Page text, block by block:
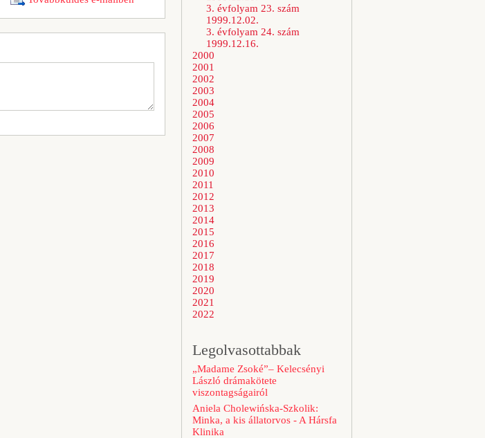
3. évfolyam 23. szám
1999.12.02.
3. évfolyam 24. szám
1999.12.16.
2000
2001
2002
2003
2004
2005
2006
2007
2008
2009
2010
2011
2012
2013
2014
2015
2016
2017
2018
2019
2020
2021
2022
Legolvasottabbak
„Madame Zsoké”– Kelecsényi
László drámakötete
viszontagságairól
Aniela Cholewińska-Szkolik:
Minka, a kis állatorvos - A Hársfa
Klinika